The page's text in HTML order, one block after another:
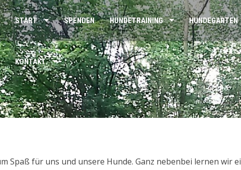
START SPENDEN HUNDETRAINING HUNDEGARTEN
KONTAKT
Spaß für uns und unsere Hunde. Ganz nebenbei lernen wir